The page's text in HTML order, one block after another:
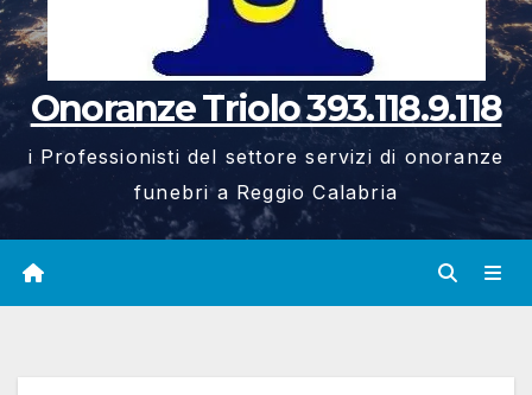
Onoranze Triolo 393.118.9.118
i Professionisti del settore servizi di onoranze
funebri a Reggio Calabria